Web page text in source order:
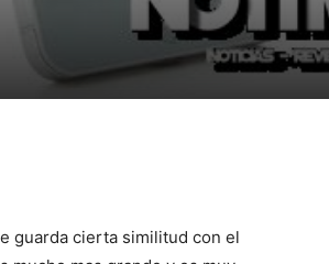
guarda cierta similitud con el